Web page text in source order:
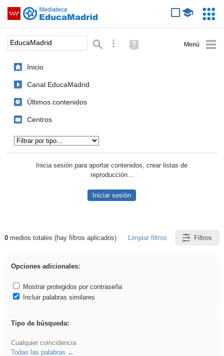
Saltar navegación
Palabra o frase: Búsqueda avanzada
Ayuda
(en
Inicio
Canal EducaMadrid
Últimos contenidos
Centros
Inicia sesión para aportar contenidos, crear listas de
reproducción...
Iniciar sesión
Resultados de: EducaMadrid
0medios totales (hay filtros aplicados) Limpiar filtros Filtros
Opciones adicionales:
Mostrar protegidos por contraseña
Incluir palabras similares
Tipo de búsqueda:
Cualquier coincidencia
Todas las palabras